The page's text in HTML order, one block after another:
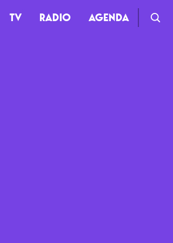
TV RADIO AGENDA